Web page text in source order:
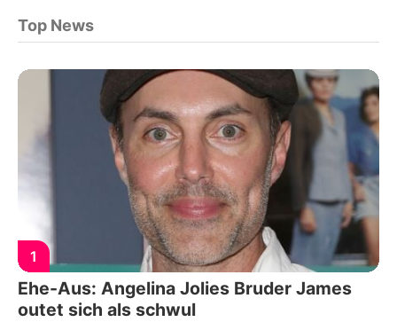
Top News
1
Ehe-Aus: Angelina Jolies Bruder James
outet sich als schwul